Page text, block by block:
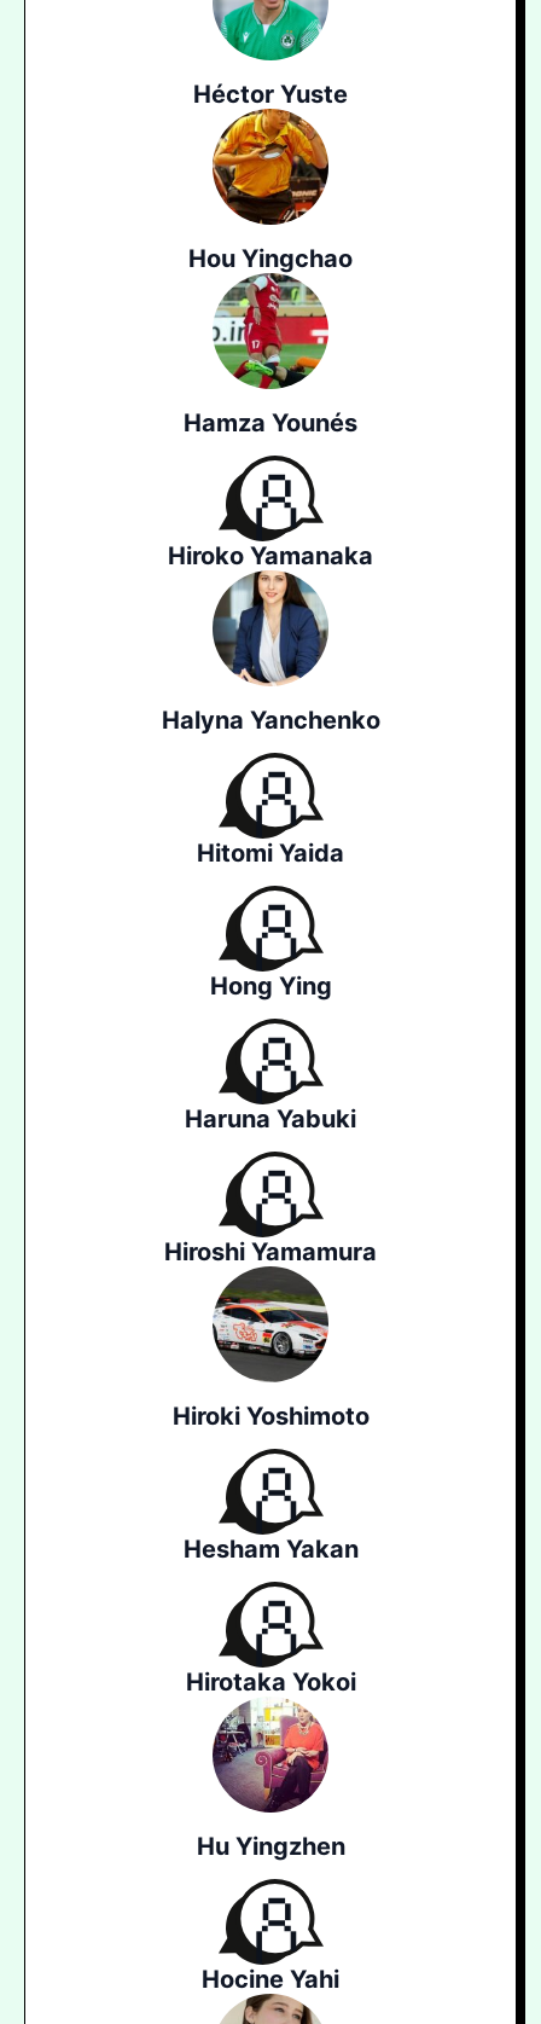
Héctor Yuste
Hou Yingchao
Hamza Younés
Hiroko Yamanaka
Halyna Yanchenko
Hitomi Yaida
Hong Ying
Haruna Yabuki
Hiroshi Yamamura
Hiroki Yoshimoto
Hesham Yakan
Hirotaka Yokoi
Hu Yingzhen
Hocine Yahi